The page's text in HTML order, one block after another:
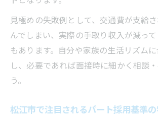
見極めの失敗例として、交通費が支給
んでしまい、実際の手取り収入が減っ
もあります。自分や家族の生活リズム
し、必要であれば面接時に細かく相談
う。
松江市で注目されるパート採用基準